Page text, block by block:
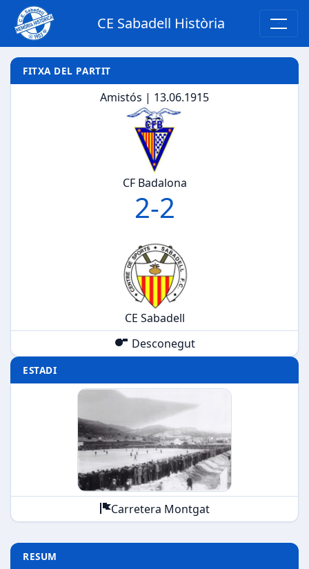
CE Sabadell Història
FITXA DEL PARTIT
Amistós | 13.06.1915
CF Badalona
2-2
CE Sabadell
Desconegut
ESTADI
Carretera Montgat
RESUM